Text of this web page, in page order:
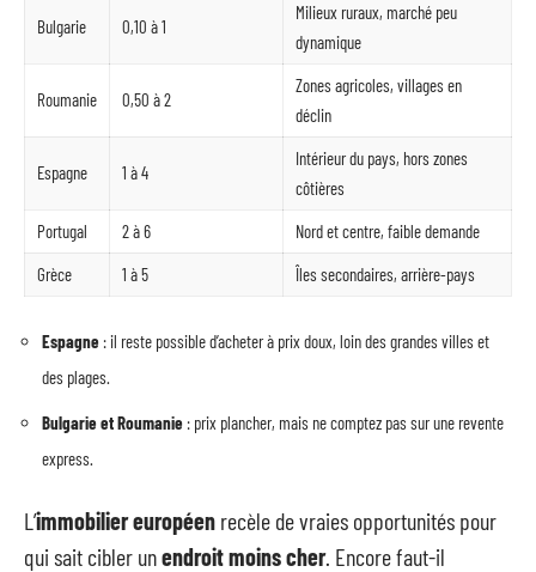
Bulgarie 0,10 à 1
Milieux ruraux, marché peu
dynamique
Roumanie 0,50 à 2
Zones agricoles, villages en
déclin
Espagne 1 à 4
Intérieur du pays, hors zones
côtières
Portugal
2 à 6
Nord et centre, faible demande
Grèce
1 à 5 Îles secondaires, arrière-pays
Espagne : il reste possible d’acheter à prix doux, loin des grandes villes et
des plages.
Bulgarie et Roumanie : prix plancher, mais ne comptez pas sur une revente
express.
L’immobilier européen recèle de vraies opportunités pour
qui sait cibler unendroit moins cher. Encore faut-il